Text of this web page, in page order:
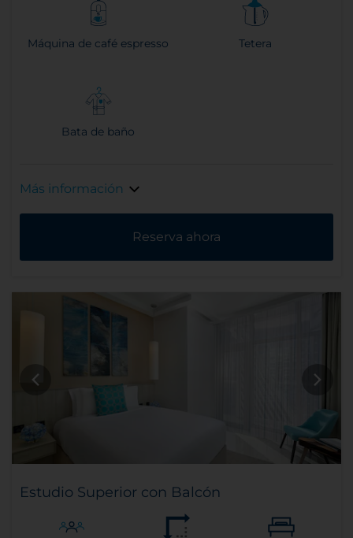
Máquina de café espresso Tetera
Bata de baño
Más información
Reserva ahora
Estudio Superior con Balcón